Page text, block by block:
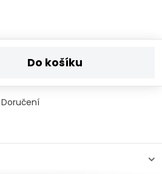
Do košíku
Doručení